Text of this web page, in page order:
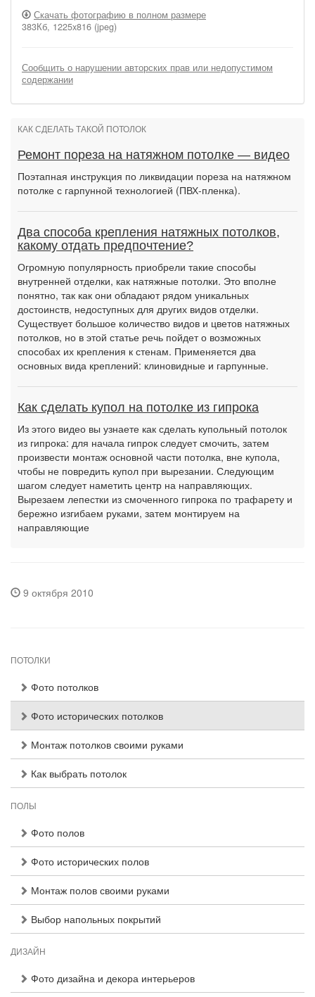
Скачать фотографию в полном размере
383Кб, 1225x816 (jpeg)
Сообщить о нарушении авторских прав или недопустимом
содержании
КАК СДЕЛАТЬ ТАКОЙ ПОТОЛОК
Ремонт пореза на натяжном потолке — видео
Поэтапная инструкция по ликвидации пореза на натяжном
потолке с гарпунной технологией (ПВХ-пленка).
Два способа крепления натяжных потолков,
какому отдать предпочтение?
Огромную популярность приобрели такие способы
внутренней отделки, как натяжные потолки. Это вполне
понятно, так как они обладают рядом уникальных
достоинств, недоступных для других видов отделки.
Существует большое количество видов и цветов натяжных
потолков, но в этой статье речь пойдет о возможных
способах их крепления к стенам. Применяется два
основных вида креплений: клиновидные и гарпунные.
Как сделать купол на потолке из гипрока
Из этого видео вы узнаете как сделать купольный потолок
из гипрока: для начала гипрок следует смочить, затем
произвести монтаж основной части потолка, вне купола,
чтобы не повредить купол при вырезании. Следующим
шагом следует наметить центр на направляющих.
Вырезаем лепестки из смоченного гипрока по трафарету и
бережно изгибаем руками, затем монтируем на
направляющие
9 октября 2010
ПОТОЛКИ
Фото потолков
Фото исторических потолков
Монтаж потолков своими руками
Как выбрать потолок
ПОЛЫ
Фото полов
Фото исторических полов
Монтаж полов своими руками
Выбор напольных покрытий
ДИЗАЙН
Фото дизайна и декора интерьеров